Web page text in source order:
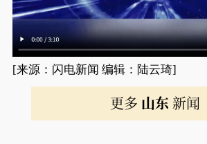
[来源：闪电新闻 编辑：陆云琦]
更多 山东 新闻